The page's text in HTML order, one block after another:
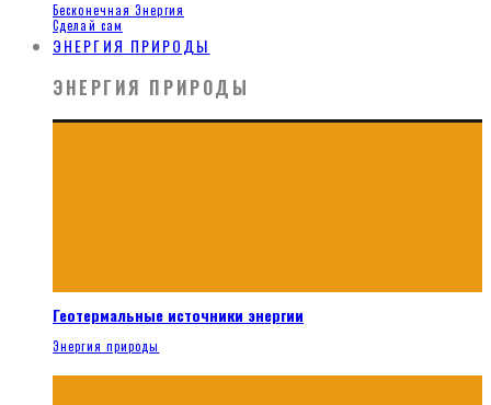
Бесконечная Энергия
Сделай сам
ЭНЕРГИЯ ПРИРОДЫ
ЭНЕРГИЯ ПРИРОДЫ
Геотермальные источники энергии
Энергия природы